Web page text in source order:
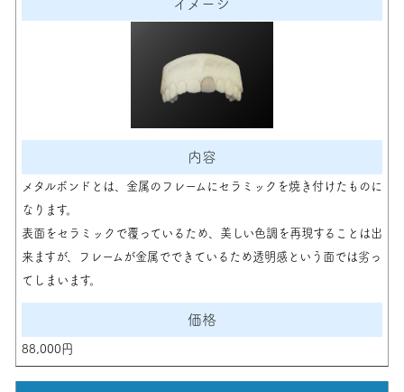
メタルボンドとは、金属のフレームにセラミックを焼き付けたものに
なります。
表面をセラミックで覆っているため、美しい色調を再現することは出
来ますが、フレームが金属でできているため透明感という面では劣っ
てしまいます。
88,000円